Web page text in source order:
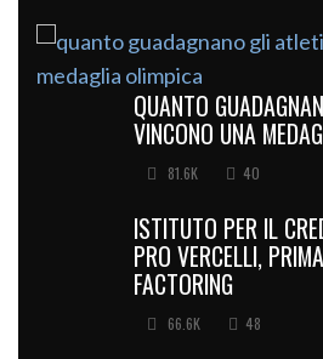
QUANTO
VINCONO UNA
81.6K 40
ISTITUTO PER IL
PRO VERCELLI,
FACTORING
66.6K 48